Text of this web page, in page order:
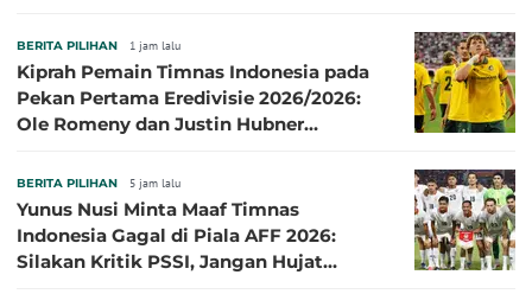
BERITA PILIHAN 1 jam lalu
Kiprah Pemain Timnas Indonesia pada
Pekan Pertama Eredivisie 2026/2026:
Ole Romeny dan Justin Hubner
BERITA PILIHAN 5 jam lalu
Yunus Nusi Minta Maaf Timnas
Indonesia Gagal di Piala AFF 2026:
Silakan Kritik PSSI, Jangan Hujat